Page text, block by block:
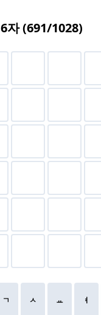
6자 (691/1028)
ㄱ ㅅ ㅛ ㅕ